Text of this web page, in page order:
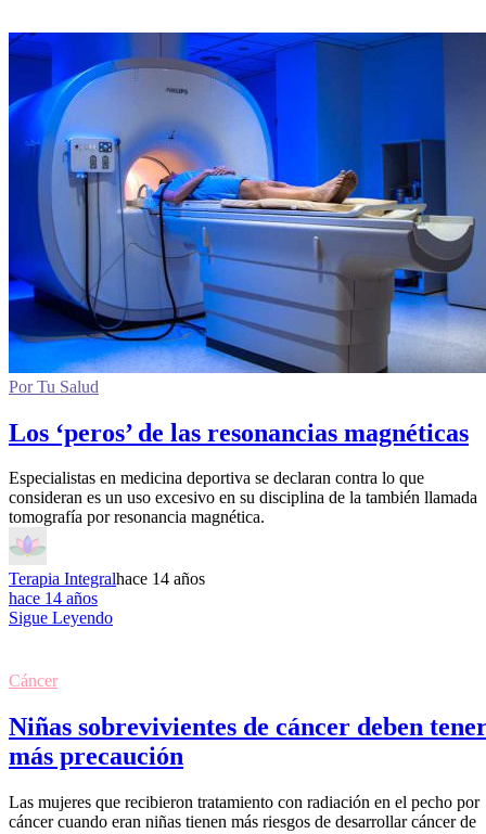
Por Tu Salud
Los ‘peros’ de las resonancias magnéticas
Especialistas en medicina deportiva se declaran contra lo que
consideran es un uso excesivo en su disciplina de la también llamada
tomografía por resonancia magnética.
Terapia Integralhace 14 años
hace 14 años
Sigue Leyendo
Cáncer
Niñas sobrevivientes de cáncer deben
más precaución
Las mujeres que recibieron tratamiento con radiación en el pecho por
cáncer cuando eran niñas tienen más riesgos de desarrollar cáncer de